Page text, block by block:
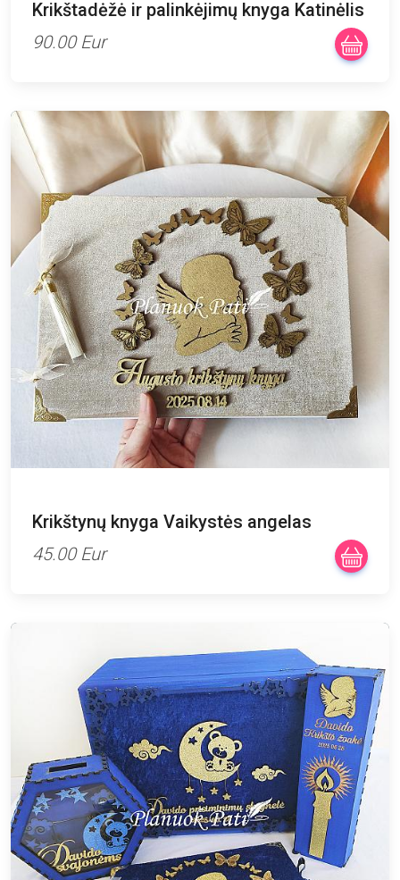
Krikštadėžė ir palinkėjimų knyga Katinėlis
90.00 Eur
Krikštynų knyga Vaikystės angelas
45.00 Eur